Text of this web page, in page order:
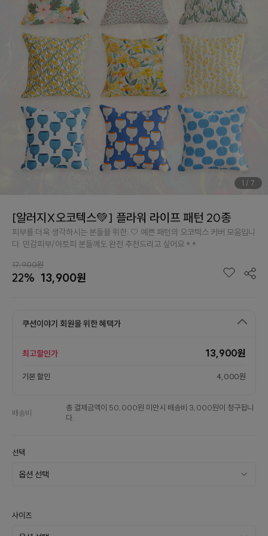
1 / 7
[알러지X오코텍스💚] 플라워 라이프 패턴 20종
피부를 더욱 생각하시는 분들을 위한..🤍 예쁜 패턴의 오코텍스 커버 모음입니
다. 민감피부/아토피 분들께도 완전 추천드리고 싶어요 *.*
17,900원
22% 13,900원
쿠션이야기 회원을 위한 혜택가
최고할인가 13,900원
기본 할인 4,000원
배송비
총 결제금액이 50,000원 미만시 배송비 3,000원이 청구됩니
다.
선택
사이즈